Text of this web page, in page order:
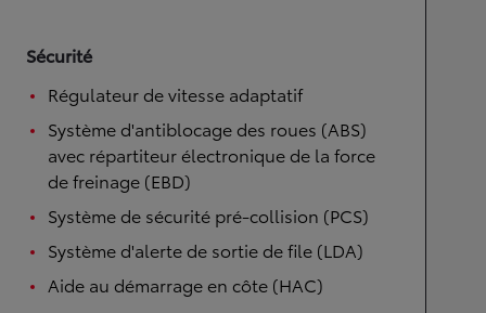
Sécurité
Régulateur de vitesse adaptatif
Système d'antiblocage des roues (ABS)
avec répartiteur électronique de la force
de freinage (EBD)
Système de sécurité pré-collision (PCS)
Système d'alerte de sortie de file (LDA)
Aide au démarrage en côte (HAC)